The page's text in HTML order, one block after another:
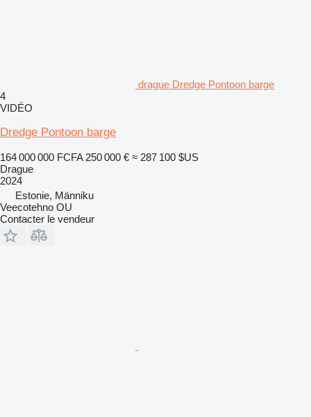
drague Dredge Pontoon barge
4
VIDÉO
Dredge Pontoon barge
164 000 000 FCFA 250 000 € ≈ 287 100 $US
Drague
2024
Estonie, Männiku
Veecotehno OU
Contacter le vendeur